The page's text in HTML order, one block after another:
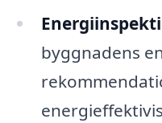
byggnadens